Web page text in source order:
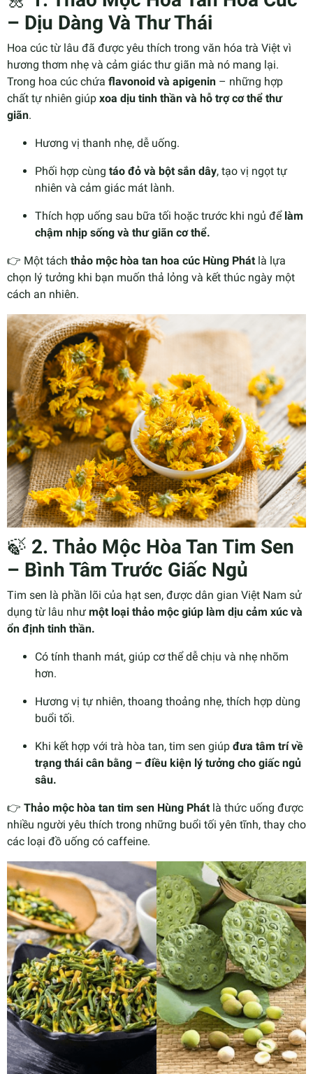
– Dịu Dàng Và Thư Thái
Hoa cúc từ lâu đã được yêu thích trong văn hóa trà Việt vì
hương thơm nhẹ và cảm giác thư giãn mà nó mang lại.
Trong hoa cúc chứa flavonoid và apigenin – những hợp
chất tự nhiên giúp xoa dịu tinh thần và hỗ trợ cơ thể thư
giãn.
Hương vị thanh nhẹ, dễ uống.
Phối hợp cùng táo đỏ và bột sắn dây, tạo vị ngọt tự
nhiên và cảm giác mát lành.
Thích hợp uống sau bữa tối hoặc trước khi ngủ để làm
chậm nhịp sống và thư giãn cơ thể.
👉 Một tách thảo mộc hòa tan hoa cúc Hùng Phátlà lựa
chọn lý tưởng khi bạn muốn thả lỏng và kết thúc ngày một
cách an nhiên.
🍃 2. Thảo Mộc Hòa Tan Tim Sen
– Bình Tâm Trước Giấc Ngủ
Tim sen là phần lõi của hạt sen, được dân gian Việt Nam sử
dụng từ lâu như một loại thảo mộc giúp làm dịu cảm xúc và
ổn định tinh thần.
Có tính thanh mát, giúp cơ thể dễ chịu và nhẹ nhõm
hơn.
Hương vị tự nhiên, thoang thoảng nhẹ, thích hợp dùng
buổi tối.
Khi kết hợp với trà hòa tan, tim sen giúp đưa tâm trí về
trạng thái cân bằng – điều kiện lý tưởng cho giấc ngủ
sâu.
👉 Thảo mộc hòa tan tim sen Hùng Phát là thức uống được
nhiều người yêu thích trong những buổi tối yên tĩnh, thay cho
các loại đồ uống có caffeine.